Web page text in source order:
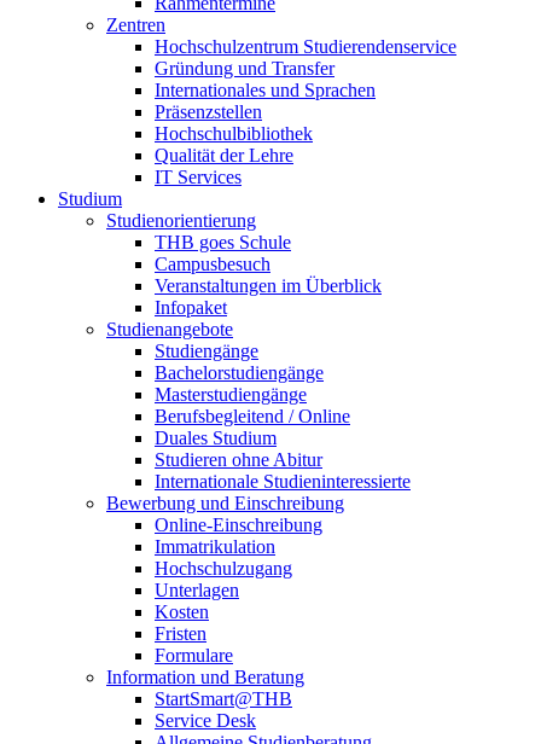
Zentren
Hochschulzentrum Studierendenservice
Gründung und Transfer
Internationales und Sprachen
Präsenzstellen
Hochschulbibliothek
Qualität der Lehre
IT Services
Studium
Studienorientierung
THB goes Schule
Campusbesuch
Veranstaltungen im Überblick
Infopaket
Studienangebote
Studiengänge
Bachelorstudiengänge
Masterstudiengänge
Berufsbegleitend / Online
Duales Studium
Studieren ohne Abitur
Internationale Studieninteressierte
Bewerbung und Einschreibung
Online-Einschreibung
Immatrikulation
Hochschulzugang
Unterlagen
Kosten
Fristen
Formulare
Information und Beratung
StartSmart@THB
Service Desk